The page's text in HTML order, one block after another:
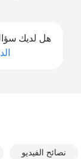
هل لديك
نصائح الفيديو